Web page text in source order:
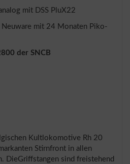
mit DSS PluX22
mit 24 Monaten Piko-
der SNCB
Kultlokomotive Rh 20
Stirnfront in allen
DieGriffstangen sind freistehend